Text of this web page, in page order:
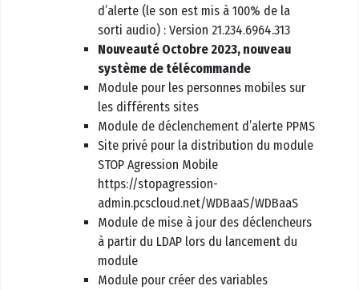
d’alerte (le son est mis à 100% de la
sorti audio) : Version 21.234.6964.313
Nouveauté Octobre 2023, nouveau
système de télécommande
Module pour les personnes mobiles sur
les différents sites
Module de déclenchement d’alerte PPMS
Site privé pour la distribution du module
STOP Agression Mobile
https://stopagression-
admin.pcscloud.net/WDBaaS/WDBaaS
Module de mise à jour des déclencheurs
à partir du LDAP lors du lancement du
module
Module pour créer des variables